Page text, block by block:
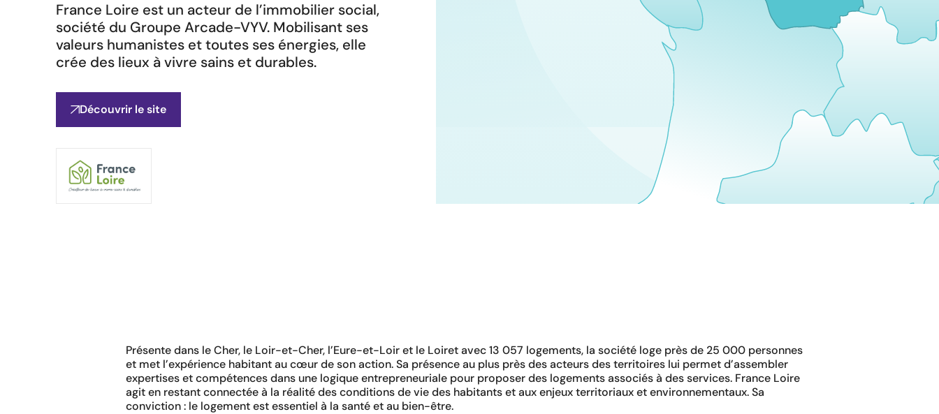
France Loire est un acteur de l’immobilier social,
société du Groupe Arcade-VYV. Mobilisant ses
valeurs humanistes et toutes ses énergies, elle
crée des lieux à vivre sains et durables.
Découvrir le site
Présente dans le Cher, le Loir-et-Cher, l’Eure-et-Loir et le Loiret avec 13 057 logements, la société loge près de 25 000 personnes
et met l’expérience habitant au cœur de son action. Sa présence au plus près des acteurs des territoires lui permet d’assembler
expertises et compétences dans une logique entrepreneuriale pour proposer des logements associés à des services. France Loire
agit en restant connectée à la réalité des conditions de vie des habitants et aux enjeux territoriaux et environnementaux. Sa
conviction : le logement est essentiel à la santé et au bien-être.